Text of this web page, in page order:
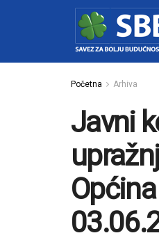
Početna Arhiva
Javni